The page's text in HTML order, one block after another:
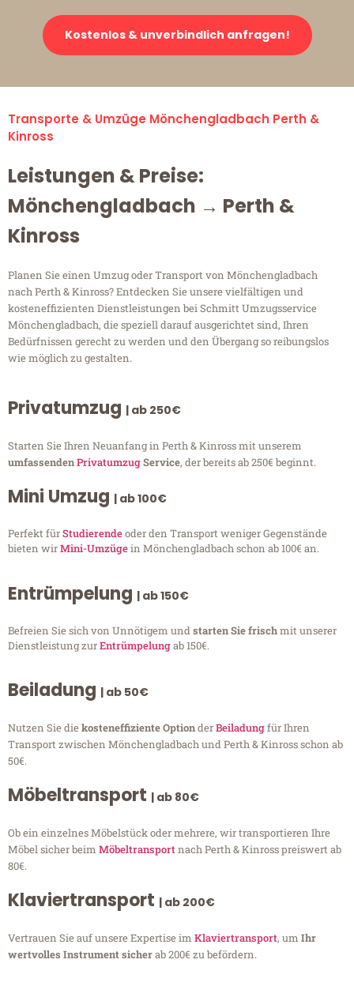
Kostenlos & unverbindlich anfragen!
Transporte & Umzüge Mönchengladbach Perth &
Kinross
Leistungen & Preise:
Mönchengladbach → Perth &
Kinross
Planen Sie einen Umzug oder Transport von Mönchengladbach
nach Perth & Kinross? Entdecken Sie unsere vielfältigen und
kosteneffizienten Dienstleistungen bei Schmitt Umzugsservice
Mönchengladbach, die speziell darauf ausgerichtet sind, Ihren
Bedürfnissen gerecht zu werden und den Übergang so reibungslos
wie möglich zu gestalten.
Privatumzug | ab 250€
Starten Sie Ihren Neuanfang in Perth & Kinross mit unserem
umfassendenPrivatumzugService, der bereits ab 250€ beginnt.
Mini Umzug | ab 100€
Perfekt fürStudierendeoder den Transport weniger Gegenstände
bieten wirMini-Umzügein Mönchengladbach schon ab 100€ an.
Entrümpelung | ab 150€
Befreien Sie sich von Unnötigem undstarten Sie frischmit unserer
Dienstleistung zurEntrümpelungab 150€.
Beiladung | ab 50€
Nutzen Sie diekosteneffiziente OptionderBeiladungfür Ihren
Transport zwischen Mönchengladbach und Perth & Kinross schon ab
50€.
Möbeltransport | ab 80€
Ob ein einzelnes Möbelstück oder mehrere, wir transportieren Ihre
Möbel sicher beim Möbeltransportnach Perth & Kinross preiswert ab
80€.
Klaviertransport | ab 200€
Vertrauen Sie auf unsere Expertise im Klaviertransport, um Ihr
wertvolles Instrument sicherab 200€ zu befördern.